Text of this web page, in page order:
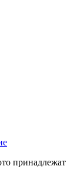
принадлежат